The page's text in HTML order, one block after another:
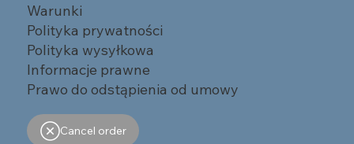
Warunki
Polityka prywatności
Polityka wysyłkowa
Informacje prawne
Prawo do odstąpienia od umowy
Cancel order